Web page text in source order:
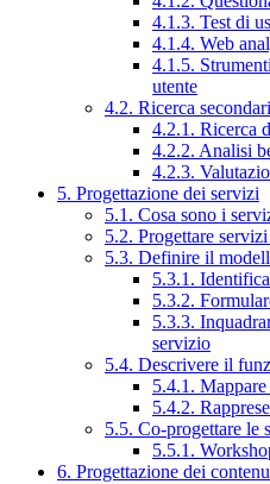
4.1.3. Test di
4.1.4. Web
4.1.5.
utente
4.2. Ricerca
4.2.1. Ricerca
4.2.2. Analisi
4.2.3.
5. Progettazione dei servizi
5.1. Cosa sono i
5.2. Progettare
5.3. Definire il
5.3.1.
5.3.2.
5.3.3.
servizio
5.4. Descrivere il
5.4.1. Mappare
5.4.2.
5.5. Co-progettare le
5.5.1.
6. Progettazione dei